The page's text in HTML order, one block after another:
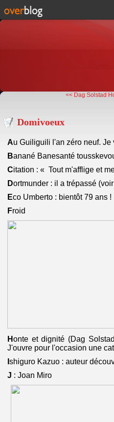
<< Dag Solstad
Domivoeux
Au Guiliguili l'an zéro neuf.
Banané Banesanté
Citation : « Tout m'afflige et
Dortmunder : il a trépassé
Eco Umberto : bientôt 79 ans !
Froid
Honte et dignité (Dag
J'ouvre pour l'occasion une
shiguro Kazuo : auteur
J : Joan Miro